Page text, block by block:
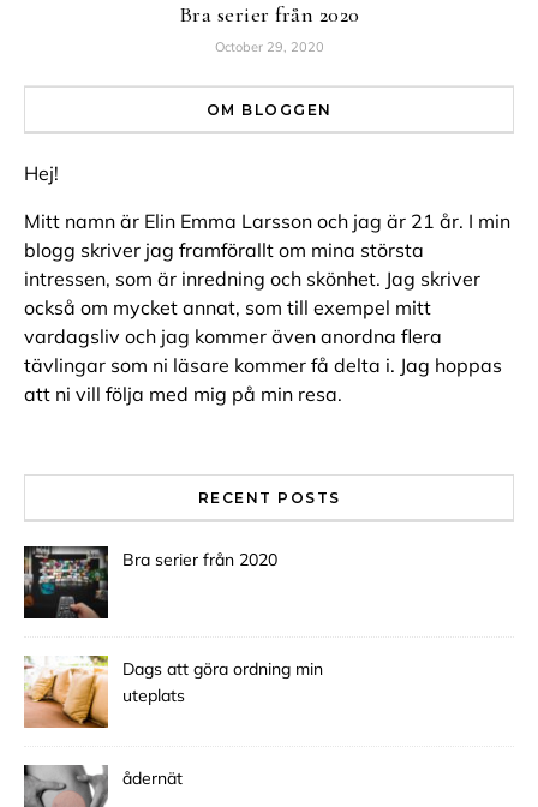
Bra serier från 2020
October 29, 2020
OM BLOGGEN
Hej!
Mitt namn är Elin Emma Larsson och jag är 21 år. I min
blogg skriver jag framförallt om mina största
intressen, som är inredning och skönhet. Jag skriver
också om mycket annat, som till exempel mitt
vardagsliv och jag kommer även anordna flera
tävlingar som ni läsare kommer få delta i. Jag hoppas
att ni vill följa med mig på min resa.
RECENT POSTS
Bra serier från 2020
Dags att göra ordning min
uteplats
ådernät